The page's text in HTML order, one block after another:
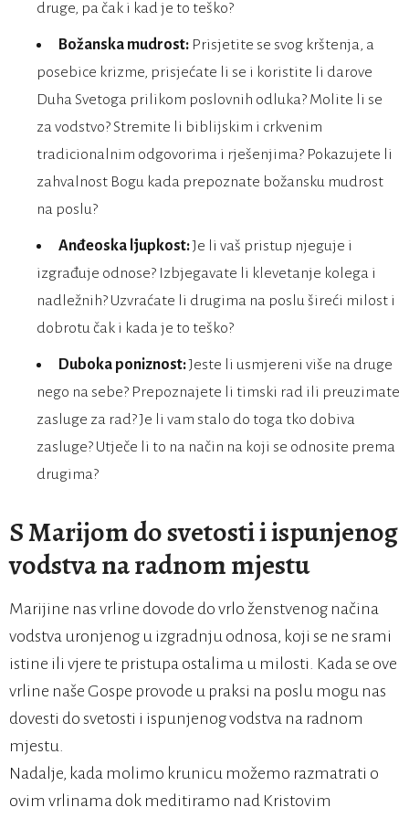
druge, pa čak i kad je to teško?
Božanska mudrost: Prisjetite se svog krštenja, a
posebice krizme, prisjećate li se i koristite li darove
Duha Svetoga prilikom poslovnih odluka? Molite li se
za vodstvo? Stremite li biblijskim i crkvenim
tradicionalnim odgovorima i rješenjima? Pokazujete li
zahvalnost Bogu kada prepoznate božansku mudrost
na poslu?
Anđeoska ljupkost:Je li vaš pristup njeguje i
izgrađuje odnose? Izbjegavate li klevetanje kolega i
nadležnih? Uzvraćate li drugima na poslu šireći milost i
dobrotu čak i kada je to teško?
Duboka poniznost:Jeste li usmjereni više na druge
nego na sebe? Prepoznajete li timski rad ili preuzimate
zasluge za rad? Je li vam stalo do toga tko dobiva
zasluge? Utječe li to na način na koji se odnosite prema
drugima?
S Marijom do svetosti i ispunjenog
vodstva na radnom mjestu
Marijine nas vrline dovode do vrlo ženstvenog načina
vodstva uronjenog u izgradnju odnosa, koji se ne srami
istine ili vjere te pristupa ostalima u milosti. Kada se ove
vrline naše Gospe provode u praksi na poslu mogu nas
dovesti do svetosti i ispunjenog vodstva na radnom
mjestu.
Nadalje, kada molimo krunicu možemo razmatrati o
ovim vrlinama dok meditiramo nad Kristovim